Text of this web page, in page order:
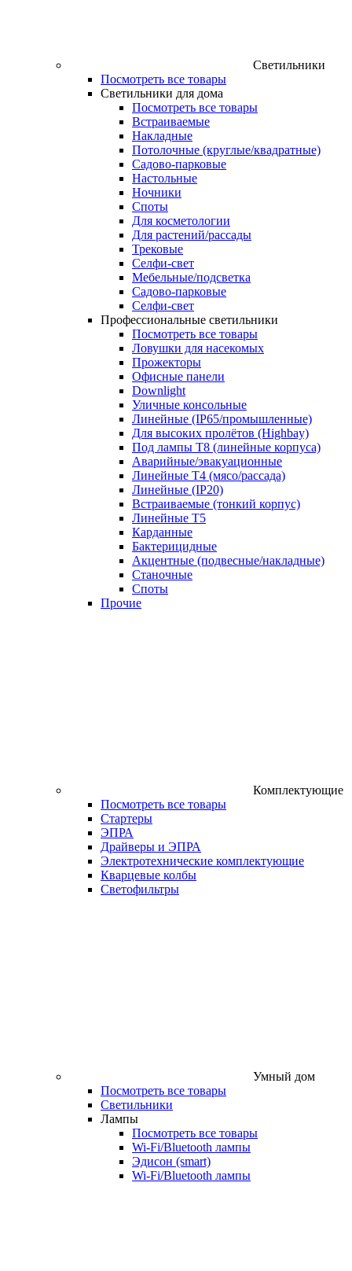
Светильники
Посмотреть все товары
Светильники для дома
Посмотреть все товары
Встраиваемые
Накладные
Потолочные (круглые/квадратные)
Садово‑парковые
Настольные
Ночники
Споты
Для косметологии
Для растений/рассады
Трековые
Селфи‑свет
Мебельные/подсветка
Садово-парковые
Селфи-свет
Профессиональные светильники
Посмотреть все товары
Ловушки для насекомых
Прожекторы
Офисные панели
Downlight
Уличные консольные
Линейные (IP65/промышленные)
Для высоких пролётов (Highbay)
Под лампы T8 (линейные корпуса)
Аварийные/эвакуационные
Линейные T4 (мясо/рассада)
Линейные (IP20)
Встраиваемые (тонкий корпус)
Линейные T5
Карданные
Бактерицидные
Акцентные (подвесные/накладные)
Станочные
Споты
Прочие
Комплектующие
Посмотреть все товары
Стартеры
ЭПРА
Драйверы и ЭПРА
Электротехнические комплектующие
Кварцевые колбы
Светофильтры
Умный дом
Посмотреть все товары
Светильники
Лампы
Посмотреть все товары
Wi‑Fi/Bluetooth лампы
Эдисон (smart)
Wi-Fi/Bluetooth лампы